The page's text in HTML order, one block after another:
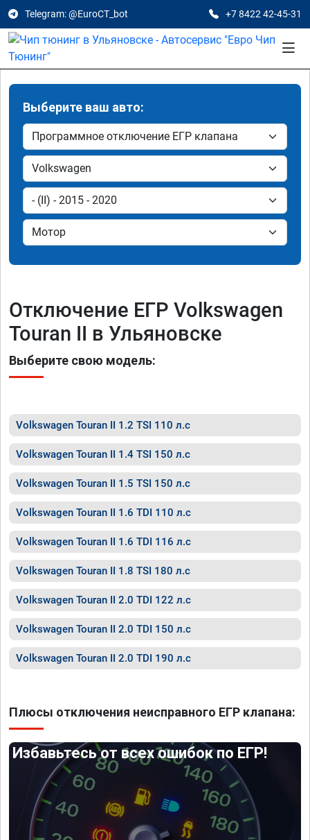
Telegram: @EuroCT_bot +7 8422 42-45-31
Выберите ваш авто:
Отключение ЕГР Volkswagen
Touran II в Ульяновске
Выберите свою модель:
Volkswagen Touran II 1.2 TSI 110 л.с
Volkswagen Touran II 1.4 TSI 150 л.с
Volkswagen Touran II 1.5 TSI 150 л.с
Volkswagen Touran II 1.6 TDI 110 л.с
Volkswagen Touran II 1.6 TDI 116 л.с
Volkswagen Touran II 1.8 TSI 180 л.с
Volkswagen Touran II 2.0 TDI 122 л.с
Volkswagen Touran II 2.0 TDI 150 л.с
Volkswagen Touran II 2.0 TDI 190 л.с
Плюсы отключения неисправного ЕГР клапана:
Избавьтесь от всех ошибок по ЕГР!